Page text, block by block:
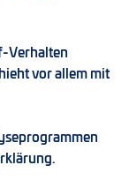
Verhalten
vor allem mit